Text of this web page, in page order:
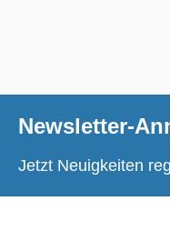
Newsletter-
Jetzt Neuigkeiten